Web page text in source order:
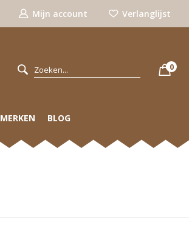
Mijn account Verlanglijst
0
MERKEN BLOG